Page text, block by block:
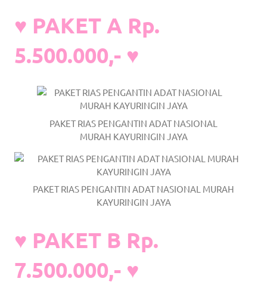
the
website
rolex.
content
https://
https://www.gameswatches.com
wonderful
gift
♥ PAKET A Rp.
5.500.000,- ♥
PAKET RIAS PENGANTIN ADAT NASIONAL
MURAH KAYURINGIN JAYA
PAKET RIAS PENGANTIN ADAT NASIONAL MURAH
KAYURINGIN JAYA
♥ PAKET B Rp.
7.500.000,- ♥